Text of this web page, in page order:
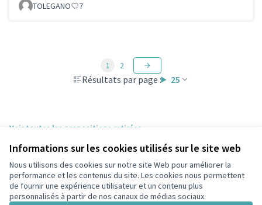
Informations sur les cookies utilisés sur le site web
Nous utilisons des cookies sur notre site Web pour améliorer la
performance et les contenus du site. Les cookies nous permettent
de fournir une expérience utilisateur et un contenu plus
personnalisés à partir de nos canaux de médias sociaux.
TOLEGANO
7
Résultats par page : 25
1 2
Voir toutes les propositions retirées
Conditions d'utilisation
Paramètres des cookies
participons.colombes.fr sur Facebook